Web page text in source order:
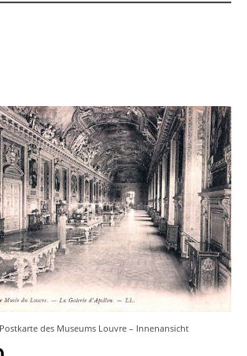
des Museums Louvre – Innenansicht